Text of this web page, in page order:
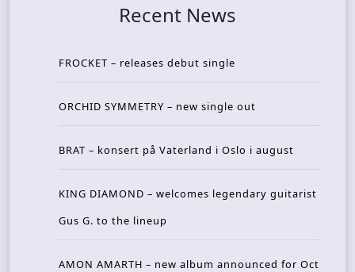
Recent News
FROCKET – releases debut single
ORCHID SYMMETRY – new single out
BRAT – konsert på Vaterland i Oslo i august
KING DIAMOND – welcomes legendary guitarist
Gus G. to the lineup
AMON AMARTH – new album announced for Oct